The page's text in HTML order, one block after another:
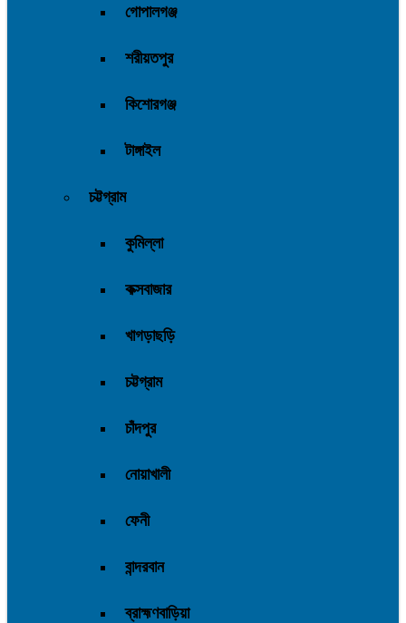
গোপালগঞ্জ
শরীয়তপুর
কিশোরগঞ্জ
টাঙ্গাইল
চট্টগ্রাম
কুমিল্লা
কক্সবাজার
খাগড়াছড়ি
চট্টগ্রাম
চাঁদপুর
নোয়াখালী
ফেনী
বান্দরবান
ব্রাহ্মণবাড়িয়া